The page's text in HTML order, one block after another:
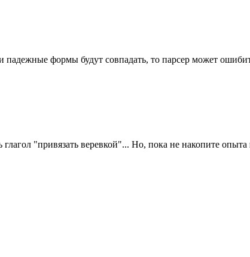
формы будут совпадать, то парсер может
"привязать веревкой"... Но, пока не накопите